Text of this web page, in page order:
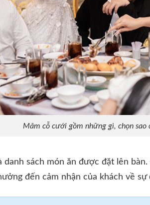
Mâm cỗ cưới gồm những gì, chọn sao
danh sách món ăn được đặt lên
đến cảm nhận của khách về sự